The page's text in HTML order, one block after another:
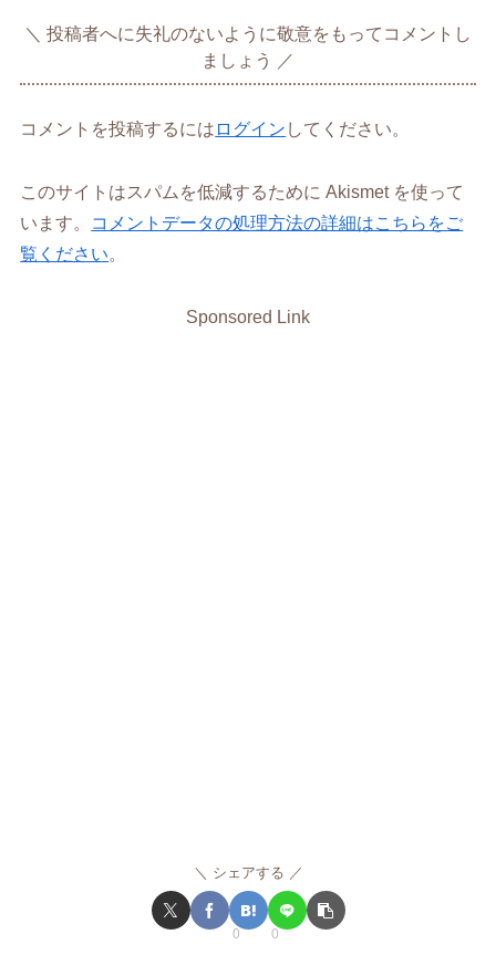
投稿者へに失礼のないように敬意をもってコメントし
ましょう
コメントを投稿するには ログイン してください。
このサイトはスパムを低減するために Akismet を使って
います。
コメントデータの処理方法の詳細はこちらをご
覧ください。
Sponsored Link
シェアする
0 0